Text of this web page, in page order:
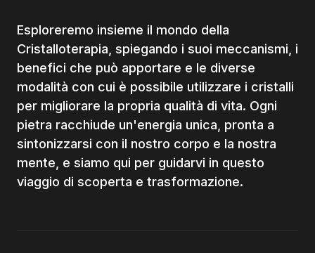
Esploreremo insieme il mondo della
Cristalloterapia, spiegando i suoi meccanismi, i
benefici che può apportare e le diverse
modalità con cui è possibile utilizzare i cristalli
per migliorare la propria qualità di vita. Ogni
pietra racchiude un'energia unica, pronta a
sintonizzarsi con il nostro corpo e la nostra
mente, e siamo qui per guidarvi in questo
viaggio di scoperta e trasformazione.